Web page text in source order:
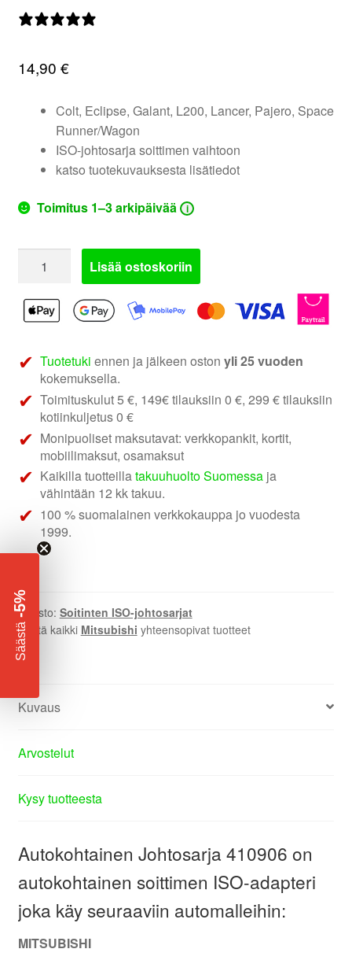
14,90 €
Colt, Eclipse, Galant, L200, Lancer, Pajero, Space
Runner/Wagon
ISO-johtosarja soittimen vaihtoon
katso tuotekuvauksesta lisätiedot
Toimitus 1–3 arkipäivää i
Autokohtainen
Johtosarja
410906
tai
02
Mitsubishi
määrä
Lisää ostoskoriin
Tuotetuki ennen ja jälkeen ostonyli 25 vuoden
kokemuksella.
Toimituskulut 5 €, 149€ tilauksiin 0 €, 299 € tilauksiin
kotiinkuljetus 0 €
Monipuoliset maksutavat: verkkopankit, kortit,
mobiilimaksut, osamaksut
Kaikilla tuotteillatakuuhuolto Suomessa ja
vähintään 12 kk takuu.
100 % suomalainen verkkokauppa jo vuodesta
1999.
Osasto: Soitinten ISO-johtosarjat
Näytä kaikki Mitsubishi yhteensopivat tuotteet
Kuvaus
Arvostelut
Kysy tuotteesta
Autokohtainen Johtosarja 410906 on
autokohtainen soittimen ISO-adapteri
joka käy seuraaviin automalleihin:
MITSUBISHI
Säästä
-5%